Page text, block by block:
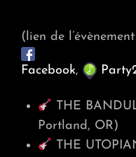
(lien de
Facebook,
THE
Portland, OR)
THE